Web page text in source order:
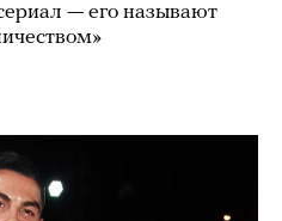
— его называют